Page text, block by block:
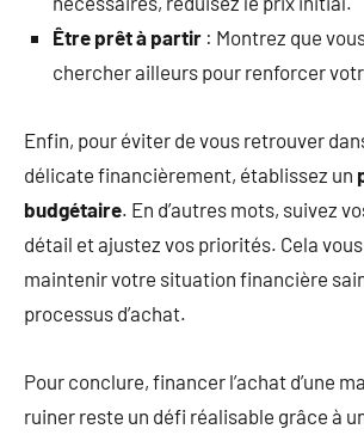
Être prêt à partir : Montrez que
chercher ailleurs pour renforcer
Enfin, pour éviter de vous retrouver
délicate financièrement, établissez un
budgétaire. En d’autres mots, suivez
détail et ajustez vos priorités. Cela
maintenir votre situation financière
processus d’achat.
Pour conclure, financer l’achat d’une
ruiner reste un défi réalisable grâce à